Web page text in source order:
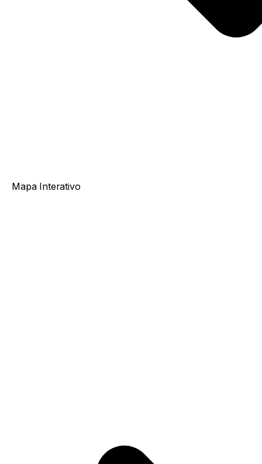
Mapa Interativo